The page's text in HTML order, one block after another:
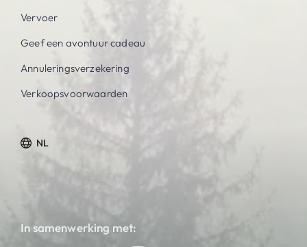
Vervoer
Geef een avontuur cadeau
Annuleringsverzekering
Verkoopsvoorwaarden
NL
In samenwerking met: